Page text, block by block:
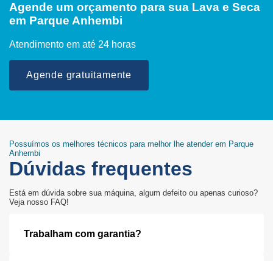
Agende um orçamento para sua Lava e Seca
em Parque Anhembi
Atendimento em até 24 horas
Agende gratuitamente
Possuímos os melhores técnicos para melhor lhe atender em Parque
Anhembi
Dúvidas frequentes
Está em dúvida sobre sua máquina, algum defeito ou apenas curioso?
Veja nosso FAQ!
Trabalham com garantia?